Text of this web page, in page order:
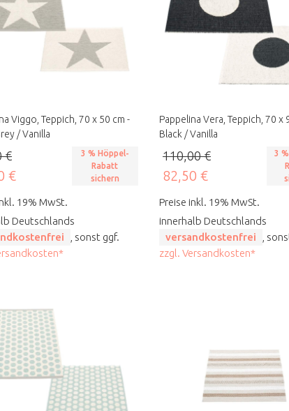
Viggo, Teppich, 70 x 50 cm -
/ Vanilla
€
€
3 % Höppel-
Rabatt
sichern
19% MwSt.
Deutschlands
, sonst ggf.
Pappelina Vera, Teppich, 70 x
Black / Vanilla
110,00 €
82,50 €
3
Preise inkl. 19% MwSt.
innerhalb Deutschlands
versandkostenfrei
,
zzgl. Versandkosten*